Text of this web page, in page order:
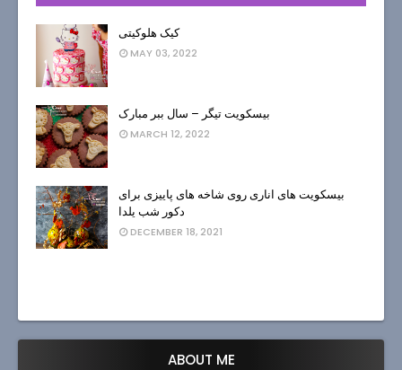
کیک هلوکیتی
MAY 03, 2022
بیسکویت تیگر – سال ببر مبارک
MARCH 12, 2022
بیسکویت های اناری روی شاخه های پاییزی برای
دکور شب یلدا
DECEMBER 18, 2021
ABOUT ME